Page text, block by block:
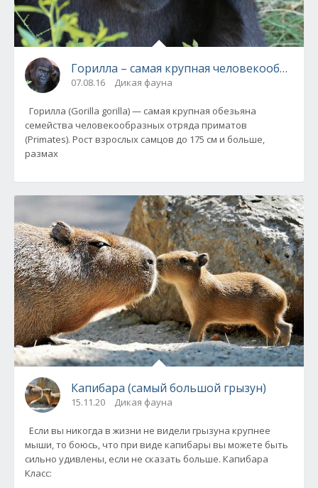
Горилла – самая крупная
07.08.16 Дикая фауна
Горилла (Gorilla gorilla) — самая крупная обезьяна
семейства человекообразных отряда приматов
(Primates). Рост взрослых самцов до 175 см и больше,
размах
Капибара (самый большой грызун)
15.11.20 Дикая фауна
Если вы никогда в жизни не видели грызуна крупнее
мыши, то боюсь, что при виде капибары вы можете быть
сильно удивлены, если не сказать больше. Капибара
Класс: